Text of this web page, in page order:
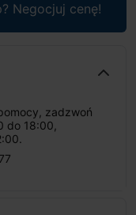
Negocjuj cenę!
zadzwoń
do 18:00,